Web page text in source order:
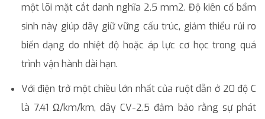
một lõi mặt cắt danh nghĩa 2.5 mm2. Độ kiên cố bẩm
sinh này giúp dây giữ vững cấu trúc, giảm thiểu rủi ro
biến dạng do nhiệt độ hoặc áp lực cơ học trong quá
trình vận hành dài hạn.
Với điện trở một chiều lớn nhất của ruột dẫn ở 20 độ C
là 7.41 Ω/km/km, dây CV-2.5 đảm bảo rằng sự phát